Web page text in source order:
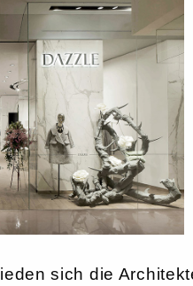
sich die